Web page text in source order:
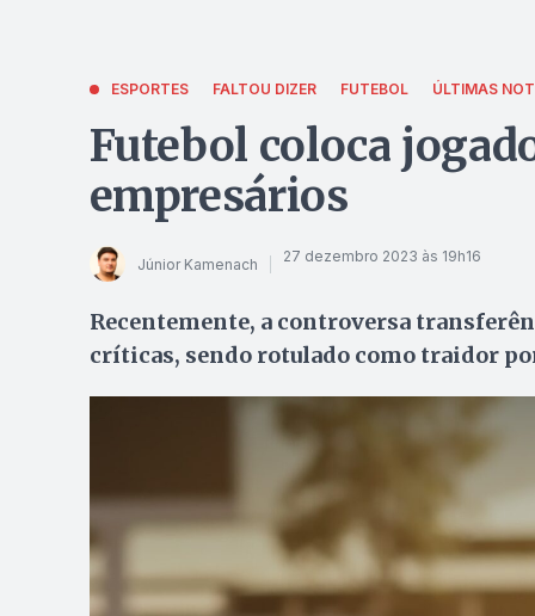
ESPORTES FALTOU DIZER FUTEBOL ÚLTIMAS
Futebol coloca
empresários
Júnior Kamenach 27 dezembro 2023 às 19h16
Recentemente, a controversa
críticas, sendo rotulado como traidor